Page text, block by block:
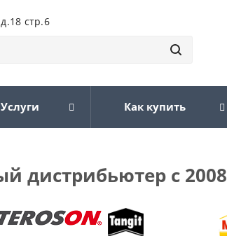
стр.6
Услуги Как купить
дистрибьютер с 2008